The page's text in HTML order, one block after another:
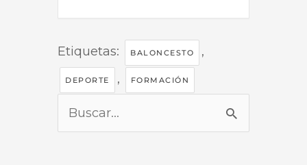
Etiquetas: BALONCESTO ,
DEPORTE , FORMACIÓN
Buscar
por: